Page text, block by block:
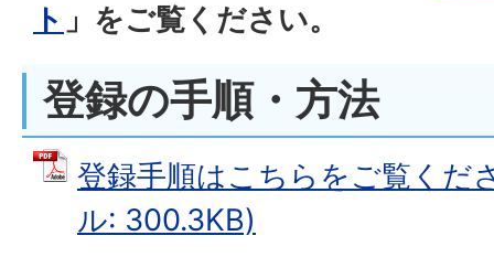
ト 」をご覧ください。
登録の手順・方法
登録手順はこちらをご覧くだ
ル: 300.3KB)